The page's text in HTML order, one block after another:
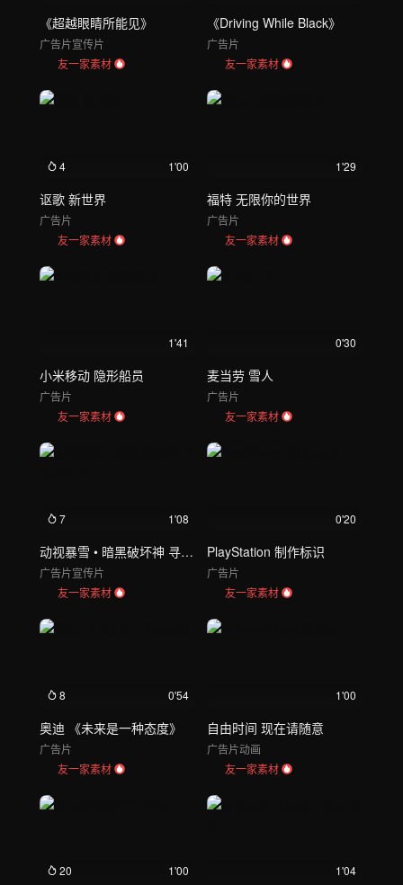
《超越眼睛所能见》
广告片宣传片
友一家素材
《Driving While Black》
广告片
友一家素材
4 1'00
讴歌 新世界
广告片
友一家素材
1'29
福特 无限你的世界
广告片
友一家素材
1'41
小米移动 隐形船员
广告片
友一家素材
0'30
麦当劳 雪人
广告片
友一家素材
7 1'08
动视暴雪 • 暗黑破坏神 寻求救世主
广告片宣传片
友一家素材
0'20
PlayStation 制作标识
广告片
友一家素材
8 0'54
奥迪 《未来是一种态度》
广告片
友一家素材
1'00
自由时间 现在请随意
广告片动画
友一家素材
20 1'00 1'04